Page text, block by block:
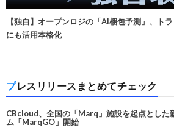
【独自】オープンロジの「AI梱包予測」、ト
にも活用本格化
プレスリリースまとめてチェック
CBcloud、全国の「Marq」施設を起点とした
ム「MarqGO」開始